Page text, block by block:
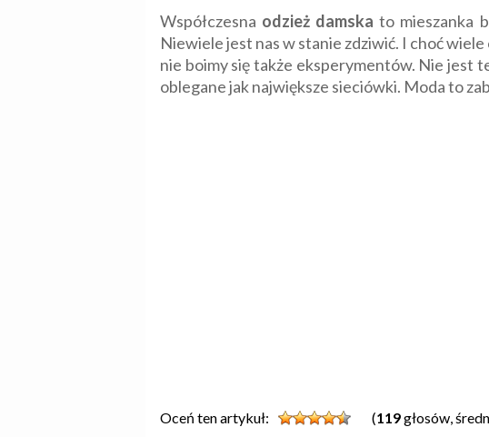
Współczesna odzież damska to mieszanka
Niewiele jest nas w stanie zdziwić. I choć
nie boimy się także eksperymentów. Nie jest
oblegane jak największe sieciówki. Moda to
Oceń ten artykuł: (119głosów,